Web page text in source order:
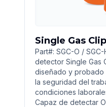
Single Gas Clip
Part#: SGC-O / SGC-
detector Single Gas
diseñado y probado
la seguridad del
condiciones
Capaz de detectar